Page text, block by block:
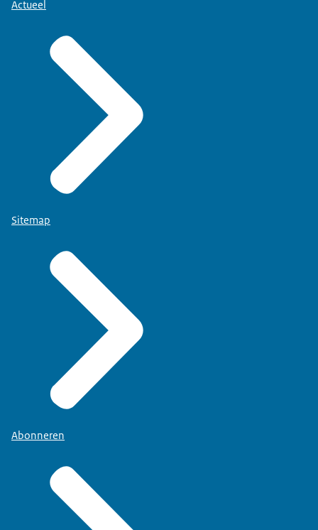
Actueel
Sitemap
Abonneren